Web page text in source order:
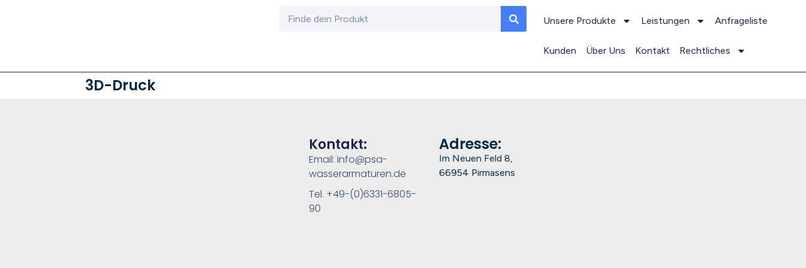
Unsere Produkte Leistungen Anfrageliste
Kunden Über Uns Kontakt Rechtliches
3D-Druck
Kontakt:
Email: info@psa-
wasserarmaturen.de
Tel. +49-(0)6331-6805-
90
Adresse:
Im Neuen Feld 8,
66954 Pirmasens